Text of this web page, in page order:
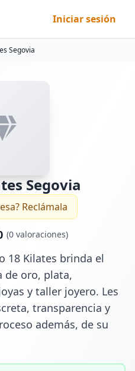
Iniciar sesión
Segovia
Segovia
Reclámala
(0valoraciones)
18 Kilates brinda el
de oro, plata,
y taller joyero. Les
transparencia y
además, de su